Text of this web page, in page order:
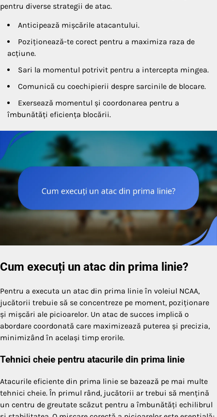
pentru diverse strategii de atac.
Anticipează mișcările atacantului.
Poziționează-te corect pentru a maximiza raza de
acțiune.
Sari la momentul potrivit pentru a intercepta mingea.
Comunică cu coechipierii despre sarcinile de blocare.
Exersează momentul și coordonarea pentru a
îmbunătăți eficiența blocării.
Cum execuți un atac din prima linie?
Pentru a executa un atac din prima linie în voleiul NCAA,
jucătorii trebuie să se concentreze pe moment, poziționare
și mișcări ale picioarelor. Un atac de succes implică o
abordare coordonată care maximizează puterea și precizia,
minimizând în același timp erorile.
Tehnici cheie pentru atacurile din prima linie
Atacurile eficiente din prima linie se bazează pe mai multe
tehnici cheie. În primul rând, jucătorii ar trebui să mențină
un centru de greutate scăzut pentru a îmbunătăți echilibrul